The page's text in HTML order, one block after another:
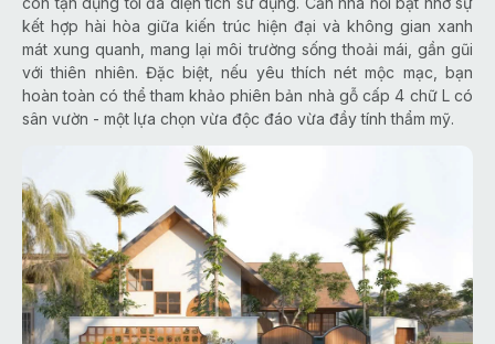
kết hợp hài hòa giữa kiến trúc hiện đại và không gian xanh
mát xung quanh, mang lại môi trường sống thoải mái, gần gũi
với thiên nhiên. Đặc biệt, nếu yêu thích nét mộc mạc, bạn
hoàn toàn có thể tham khảo phiên bản nhà gỗ cấp 4 chữ L có
sân vườn - một lựa chọn vừa độc đáo vừa đầy tính thẩm mỹ.